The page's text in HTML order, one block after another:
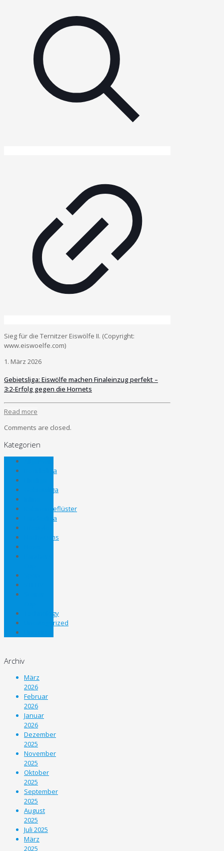
Sieg für die Ternitzer Eiswölfe II. (Copyright:
www.eiswoelfe.com)
1. März 2026
Gebietsliga: Eiswölfe machen Finaleinzug perfekt –
3:2-Erfolg gegen die Hornets
Read more
Comments are closed.
Kategorien
Bezirksliga
Gebietsliga
Kabinengeflüster
Landesliga
Nachwuchs
Technology
Uncategorized
Archiv
März
2026
Februar
2026
Januar
2026
Dezember
2025
November
2025
Oktober
2025
September
2025
August
2025
Juli 2025
März
2025